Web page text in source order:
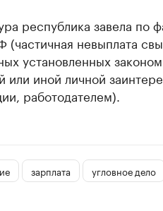
республика завела по
(частичная невыплата
установленных
или иной личной
работодателем).
зарплата угловное дело